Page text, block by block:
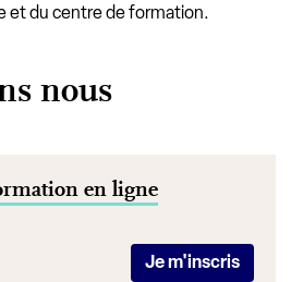
et du centre de formation.
nous
en ligne
Je m'inscris